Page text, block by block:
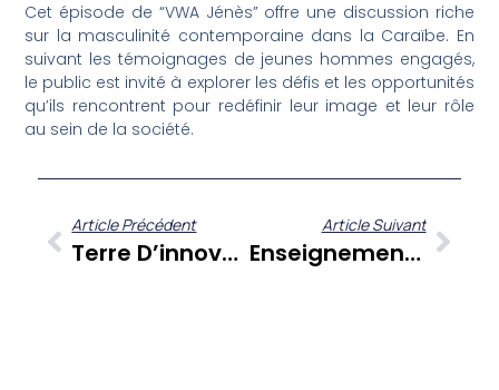
Cet épisode de “VWA Jénès” offre une discussion riche
sur la masculinité contemporaine dans la Caraïbe. En
suivant les témoignages de jeunes hommes engagés,
le public est invité à explorer les défis et les opportunités
qu’ils rencontrent pour redéfinir leur image et leur rôle
au sein de la société.
Article Précédent
Terre D’innovation : La Connectivité Et La Téléphonie Au Cœur Des Enjeux Caribéens Avec Astrid Dollin
Article Suivant
Enseignement Et Passion En Caraïbe : Les Coulisses D’une Vocation Éprouvée